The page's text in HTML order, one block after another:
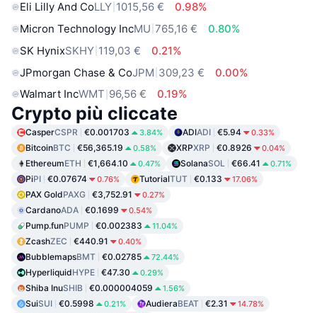
Eli Lilly And CoLLY 1015,56 €
0.98%
Micron Technology IncMU 765,16 €
0.80%
SK HynixSKHY 119,03 €
0.21%
JPmorgan Chase & CoJPM 309,23 €
0.00%
Walmart IncWMT 96,56 € 0.19%
Crypto più cliccate
CasperCSPR €0.001703 3.84% ADIADI €5.94 0.33%
BitcoinBTC €56,365.19 0.58% XRPXRP €0.8926 0.04%
EthereumETH €1,664.10 0.47% SolanaSOL €66.41 0.71%
PiPI €0.07674 0.76% TutorialTUT €0.133 17.06%
PAX GoldPAXG €3,752.91 0.27%
CardanoADA €0.1699 0.54%
Pump.funPUMP €0.002383 11.04%
ZcashZEC €440.91 0.40%
BubblemapsBMT €0.02785 72.44%
HyperliquidHYPE €47.30 0.29%
Shiba InuSHIB €0.000004059 1.56%
SuiSUI €0.5998 0.21% AudieraBEAT €2.31 14.78%